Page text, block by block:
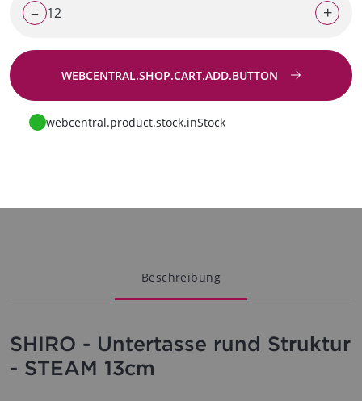
– +
WEBCENTRAL.SHOP.CART.ADD.BUTTON
Zur Anfrage
webcentral.product.stock.inStock
Beschreibung
SHIRO - Untertasse rund Struktur
- STEAM 13cm